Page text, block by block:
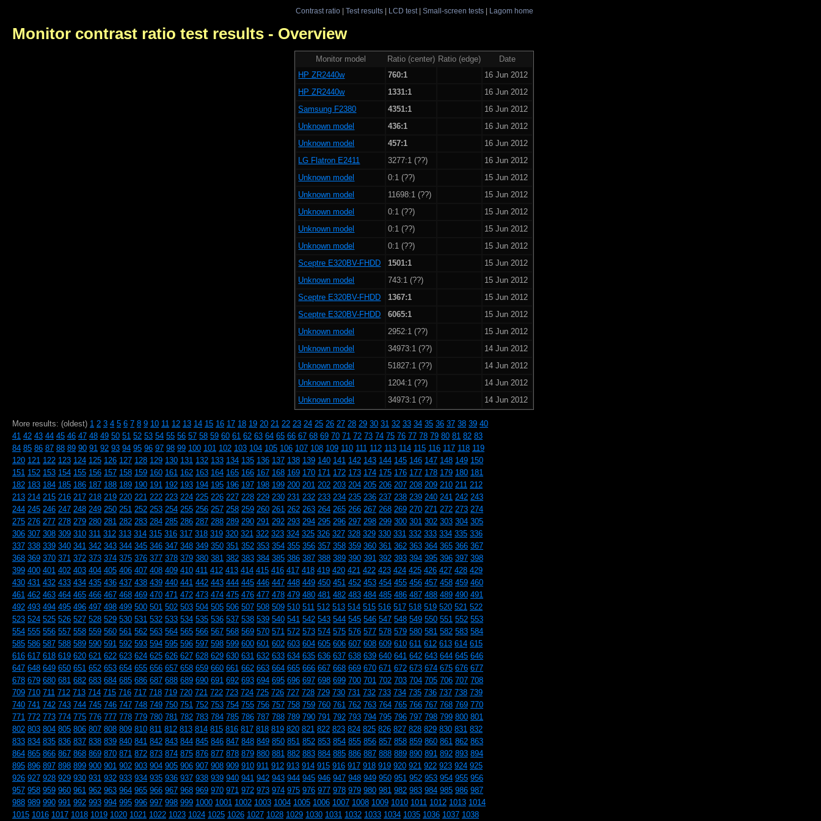
Contrast ratio| Test results| LCD test| Small-screen tests| Lagom home
Monitor contrast ratio test results - Overview
Monitor model Ratio (center) Ratio (edge)
Date
HP ZR2440w
760:1
16 Jun 2012
HP ZR2440w
1331:1
16 Jun 2012
Samsung F2380
4351:1
16 Jun 2012
Unknown model
436:1
16 Jun 2012
Unknown model
457:1
16 Jun 2012
LG Flatron E2411
3277:1 (??)
16 Jun 2012
Unknown model
0:1 (??)
15 Jun 2012
Unknown model
11698:1 (??)
15 Jun 2012
Unknown model
0:1 (??)
15 Jun 2012
Unknown model
0:1 (??)
15 Jun 2012
Unknown model
0:1 (??)
15 Jun 2012
Sceptre E320BV-FHDD
1501:1
15 Jun 2012
Unknown model
743:1 (??)
15 Jun 2012
Sceptre E320BV-FHDD
1367:1
15 Jun 2012
Sceptre E320BV-FHDD
6065:1
15 Jun 2012
Unknown model
2952:1 (??)
15 Jun 2012
Unknown model
34973:1 (??)
14 Jun 2012
Unknown model
51827:1 (??)
14 Jun 2012
Unknown model
1204:1 (??)
14 Jun 2012
Unknown model
34973:1 (??) 14 Jun 2012
More results: (oldest) 1 2 3 4 5 6 7 8 9 10 11 12 13 14 15 16 17 18 19 20 21 22 23 24 25 26 27 28 29 30 31 32 33 34 35 36 37 38 39 40
41 42 43 44 45 46 47 48 49 50 51 52 53 54 55 56 57 58 59 60 61 62 63 64 65 66 67 68 69 70 71 72 73 74 75 76 77 78 79 80 81 82 83
84 85 86 87 88 89 90 91 92 93 94 95 96 97 98 99 100 101 102 103 104 105 106 107 108 109 110 111 112 113 114 115 116 117 118 119
120 121 122 123 124 125 126 127 128 129 130 131 132 133 134 135 136 137 138 139 140 141 142 143 144 145 146 147 148 149 150
151 152 153 154 155 156 157 158 159 160 161 162 163 164 165 166 167 168 169 170 171 172 173 174 175 176 177 178 179 180 181
182 183 184 185 186 187 188 189 190 191 192 193 194 195 196 197 198 199 200 201 202 203 204 205 206 207 208 209 210 211 212
213 214 215 216 217 218 219 220 221 222 223 224 225 226 227 228 229 230 231 232 233 234 235 236 237 238 239 240 241 242 243
244 245 246 247 248 249 250 251 252 253 254 255 256 257 258 259 260 261 262 263 264 265 266 267 268 269 270 271 272 273 274
275 276 277 278 279 280 281 282 283 284 285 286 287 288 289 290 291 292 293 294 295 296 297 298 299 300 301 302 303 304 305
306 307 308 309 310 311 312 313 314 315 316 317 318 319 320 321 322 323 324 325 326 327 328 329 330 331 332 333 334 335 336
337 338 339 340 341 342 343 344 345 346 347 348 349 350 351 352 353 354 355 356 357 358 359 360 361 362 363 364 365 366 367
368 369 370 371 372 373 374 375 376 377 378 379 380 381 382 383 384 385 386 387 388 389 390 391 392 393 394 395 396 397 398
399 400 401 402 403 404 405 406 407 408 409 410 411 412 413 414 415 416 417 418 419 420 421 422 423 424 425 426 427 428 429
430 431 432 433 434 435 436 437 438 439 440 441 442 443 444 445 446 447 448 449 450 451 452 453 454 455 456 457 458 459 460
461 462 463 464 465 466 467 468 469 470 471 472 473 474 475 476 477 478 479 480 481 482 483 484 485 486 487 488 489 490 491
492 493 494 495 496 497 498 499 500 501 502 503 504 505 506 507 508 509 510 511 512 513 514 515 516 517 518 519 520 521 522
523 524 525 526 527 528 529 530 531 532 533 534 535 536 537 538 539 540 541 542 543 544 545 546 547 548 549 550 551 552 553
554 555 556 557 558 559 560 561 562 563 564 565 566 567 568 569 570 571 572 573 574 575 576 577 578 579 580 581 582 583 584
585 586 587 588 589 590 591 592 593 594 595 596 597 598 599 600 601 602 603 604 605 606 607 608 609 610 611 612 613 614 615
616 617 618 619 620 621 622 623 624 625 626 627 628 629 630 631 632 633 634 635 636 637 638 639 640 641 642 643 644 645 646
647 648 649 650 651 652 653 654 655 656 657 658 659 660 661 662 663 664 665 666 667 668 669 670 671 672 673 674 675 676 677
678 679 680 681 682 683 684 685 686 687 688 689 690 691 692 693 694 695 696 697 698 699 700 701 702 703 704 705 706 707 708
709 710 711 712 713 714 715 716 717 718 719 720 721 722 723 724 725 726 727 728 729 730 731 732 733 734 735 736 737 738 739
740 741 742 743 744 745 746 747 748 749 750 751 752 753 754 755 756 757 758 759 760 761 762 763 764 765 766 767 768 769 770
771 772 773 774 775 776 777 778 779 780 781 782 783 784 785 786 787 788 789 790 791 792 793 794 795 796 797 798 799 800 801
802 803 804 805 806 807 808 809 810 811 812 813 814 815 816 817 818 819 820 821 822 823 824 825 826 827 828 829 830 831 832
833 834 835 836 837 838 839 840 841 842 843 844 845 846 847 848 849 850 851 852 853 854 855 856 857 858 859 860 861 862 863
864 865 866 867 868 869 870 871 872 873 874 875 876 877 878 879 880 881 882 883 884 885 886 887 888 889 890 891 892 893 894
895 896 897 898 899 900 901 902 903 904 905 906 907 908 909 910 911 912 913 914 915 916 917 918 919 920 921 922 923 924 925
926 927 928 929 930 931 932 933 934 935 936 937 938 939 940 941 942 943 944 945 946 947 948 949 950 951 952 953 954 955 956
957 958 959 960 961 962 963 964 965 966 967 968 969 970 971 972 973 974 975 976 977 978 979 980 981 982 983 984 985 986 987
988 989 990 991 992 993 994 995 996 997 998 999 1000 1001 1002 1003 1004 1005 1006 1007 1008 1009 1010 1011 1012 1013 1014
1015 1016 1017 1018 1019 1020 1021 1022 1023 1024 1025 1026 1027 1028 1029 1030 1031 1032 1033 1034 1035 1036 1037 1038